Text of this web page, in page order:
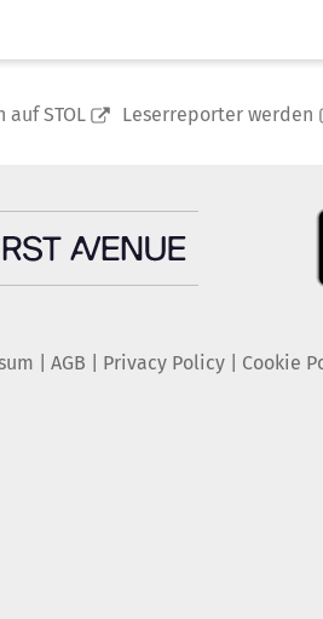
auf STOL Leserreporter werden
AGB Privacy Policy| Cookie